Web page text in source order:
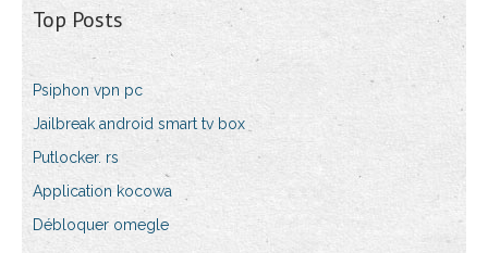
Top Posts
Psiphon vpn pc
Jailbreak android smart tv box
Putlocker. rs
Application kocowa
Débloquer omegle